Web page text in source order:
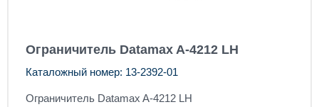
Ограничитель Datamax A-4212 LH
Каталожный номер: 13-2392-01
Ограничитель Datamax A-4212 LH